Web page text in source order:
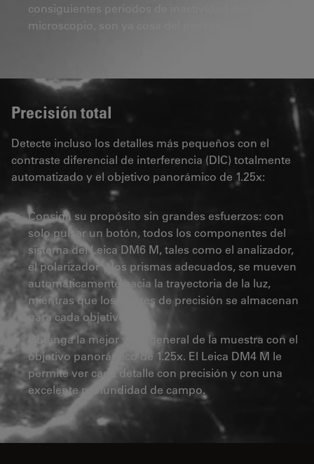
consiguientes periodos de inactividad del
microscopio, son ya cosa del pasado.
Precisión total
Detecte incluso los detalles más pequeños con el
contraste diferencial de interferencia (DIC) totalmente
automatizado y el objetivo panorámico de 1.25x:
Consiga su propósito sin grandes esfuerzos: con
solo pulsar un botón, todos los componentes del
sistema del Leica DM6 M, tales como el analizador,
el polarizador y los prismas adecuados, se mueven
automáticamente hacia la trayectoria de la luz,
mientras que los ajustes de precisión se almacenan
para cada objetivo.
Obtenga la mejor vista general de la muestra con el
objetivo panorámico de 1.25x. El Leica DM4 M le
permite ver cada detalle con precisión y con una
excelente profundidad de campo.